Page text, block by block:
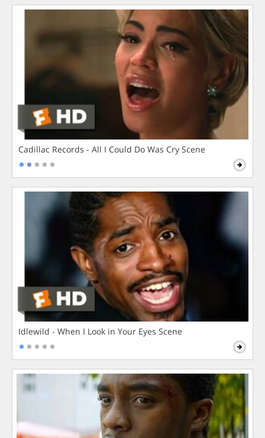
Cadillac Records - All I Could Do Was Cry Scene
Idlewild - When I Look in Your Eyes Scene